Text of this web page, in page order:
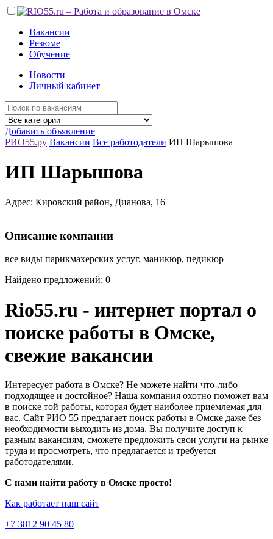
Вакансии
Резюме
Обучение
Новости
Личный кабинет
Добавить объявление
РИО55.ру Вакансии Все работодатели ИП Шарышова
ИП Шарышова
Адрес: Кировский район, Дианова, 16
Описание компании
все виды парикмахерских услуг, маникюр, педикюр
Найдено предложений: 0
Rio55.ru - интернет портал о
поиске работы в Омске,
свежие вакансии
Интересует работа в Омске? Не можете найти что-либо
подходящее и достойное? Наша компания охотно поможет вам
в поиске той работы, которая будет наиболее приемлемая для
вас. Сайт РИО 55 предлагает поиск работы в Омске даже без
необходимости выходить из дома. Вы получите доступ к
разным вакансиям, сможете предложить свои услуги на рынке
труда и просмотреть, что предлагается и требуется
работодателями.
С нами найти работу в Омске просто!
Как работает наш сайт
+7 3812 90 45 80